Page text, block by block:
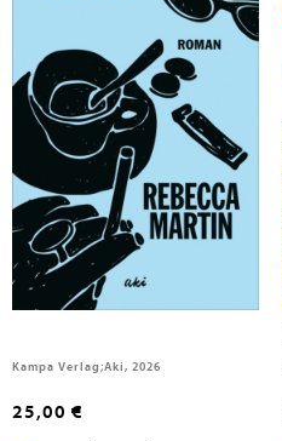
Martin, Rebecca
Sommer und so
Kampa Verlag;Aki, 2026
25,00 €